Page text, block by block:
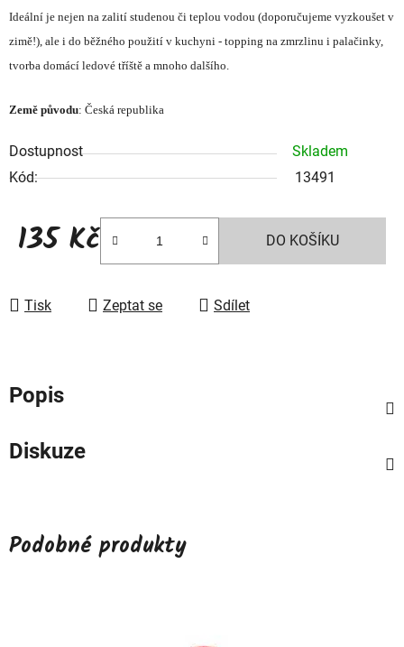
Ideální je nejen na zalití studenou či teplou vodou (doporučujeme vyzkoušet v
zimě!), ale i do běžného použití v kuchyni - topping na zmrzlinu i palačinky,
tvorba domácí ledové tříště a mnoho dalšího.
Země původu: Česká republika
Dostupnost
Skladem
Kód:
13491
135 Kč DO KOŠÍKU
Tisk Zeptat se Sdílet
Popis
Diskuze
Podobné produkty